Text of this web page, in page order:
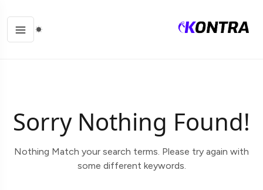
Sorry Nothing Found!
Nothing Match your search terms. Please try again with
some different keywords.